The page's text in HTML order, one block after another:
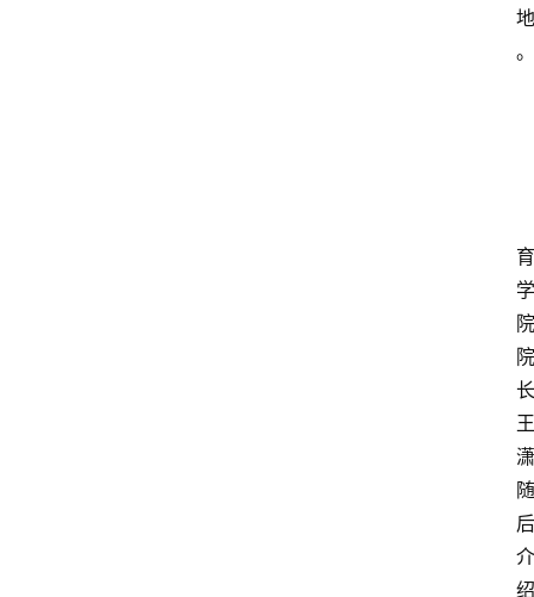
地
。
育
学
院
院
长
王
潇
随
后
介
绍